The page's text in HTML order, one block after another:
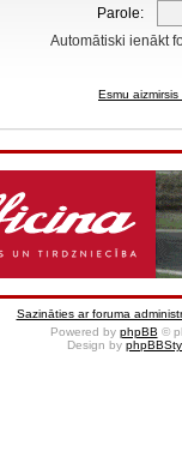
Parole:
Automātiski ienākt
Esmu
Sazināties ar foruma
Powered by phpBB ©
Design by